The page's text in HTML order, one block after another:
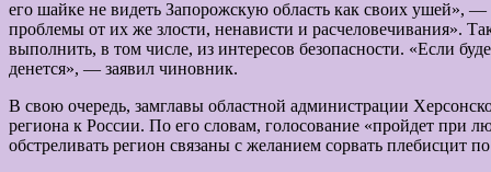
его шайке не видеть Запорожскую область как своих ушей», —
проблемы от их же злости, ненависти и расчеловечивания».
выполнить, в том числе, из интересов безопасности. «Если
денется», — заявил чиновник.
В свою очередь, замглавы областной администрации
региона к России. По его словам, голосование «пройдет при
обстреливать регион связаны с желанием сорвать